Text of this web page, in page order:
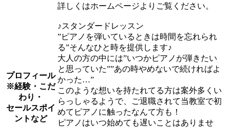
プロフィール
※経験・こだ
わり・
セールスポイ
ントなど
詳しくはホームページよりご覧ください。
♪スタンダードレッスン
”ピアノを弾いているときは時間を忘れられ
る”そんなひと時を提供します♪
大人の方の中には”いつかピアノが弾きたい
と思っていた””あの時やめないで続ければよ
かった…”
このような想いを持たれてる方は案外多くい
らっしゃるようで、ご退職されて当教室で初
めてピアノに触ったなんて方も！
ピアノはいつ始めても遅いことはありませ